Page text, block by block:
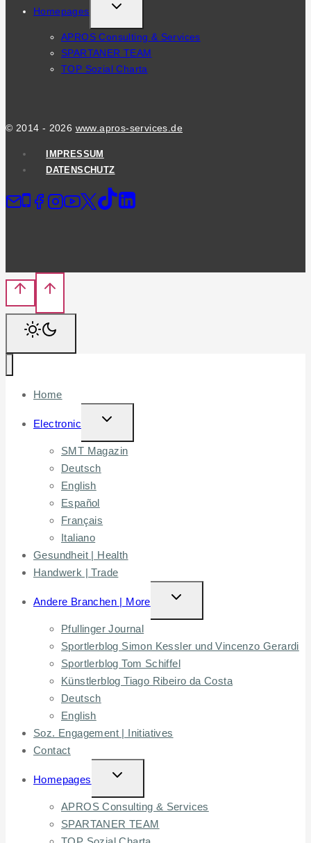
Homepages
TOGGLE
CHILD
APROS Consulting & Services
SPARTANER TEAM
TOP Sozial Charta
© 2014 - 2026 www.apros-services.de
IMPRESSUM
DATENSCHUTZ
Home
Electronic
TOGGLE
CHILD
MENU
SMT Magazin
Deutsch
English
Español
Français
Italiano
Gesundheit | Health
Handwerk | Trade
Andere Branchen | More
TOGGLE
CHILD
Pfullinger Journal
Sportlerblog Simon Kessler und Vincenzo Gerardi
Sportlerblog Tom Schiffel
Künstlerblog Tiago Ribeiro da Costa
Deutsch
English
Soz. Engagement | Initiatives
Contact
Homepages
TOGGLE
CHILD
MENU
APROS Consulting & Services
SPARTANER TEAM